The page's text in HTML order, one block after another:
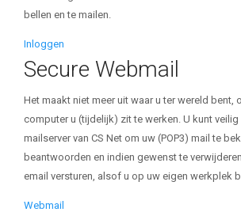
bellen en te mailen.
Inloggen
Secure Webmail
Het maakt niet meer uit waar u ter wereld bent,
computer u (tijdelijk) zit te werken. U kunt
mailserver van CS Net om uw (POP3) mail te
beantwoorden en indien gewenst te
email versturen, alsof u op uw eigen werkplek
Webmail